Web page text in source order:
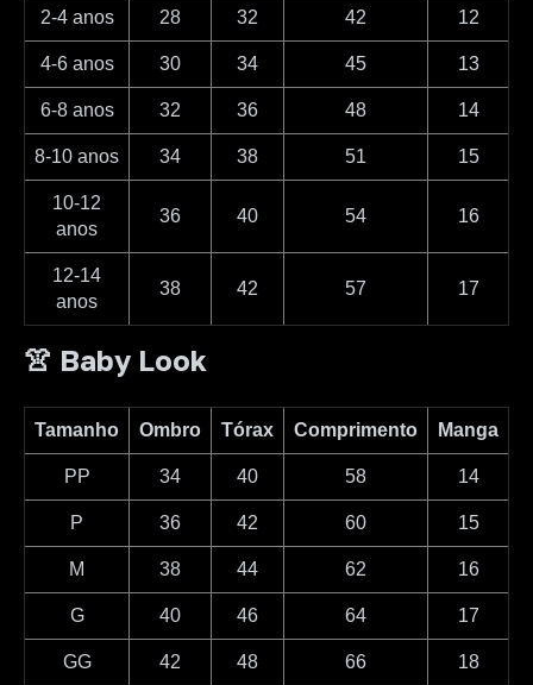
2-4 anos 28 32 42 12
4-6 anos 30 34 45 13
6-8 anos 32 36 48 14
8-10 anos 34 38 51 15
10-12
anos
36 40 54 16
12-14
anos
38 42 57 17
👚 Baby Look
Tamanho Ombro Tórax Comprimento Manga
PP 34 40 58 14
P 36 42 60 15
M 38 44 62 16
G 40 46 64 17
GG 42 48 66 18